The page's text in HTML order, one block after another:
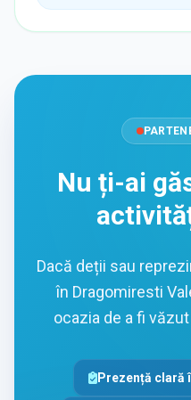
Nu ți-ai
Dacă deții sau
în Dragomiresti
ocazia de a fi
Prezență clară